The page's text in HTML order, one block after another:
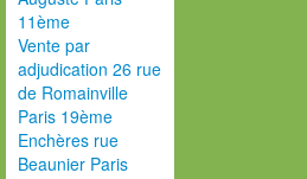
11ème
Vente par
adjudication 26 rue
de Romainville
Paris 19ème
Enchères rue
Beaunier Paris